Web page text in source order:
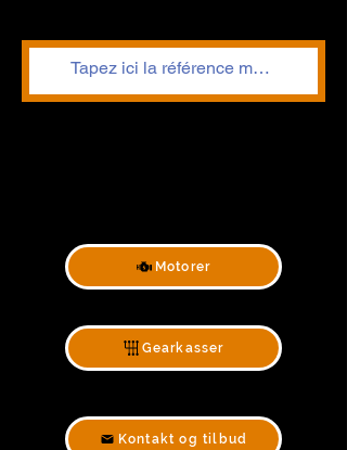
Motorer
Gearkasser
Kontakt og tilbud